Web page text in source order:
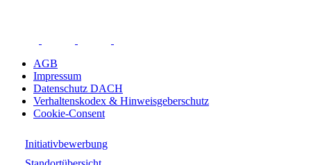
AGB
Impressum
Datenschutz DACH
Verhaltenskodex & Hinweisgeberschutz
Cookie-Consent
Initiativbewerbung